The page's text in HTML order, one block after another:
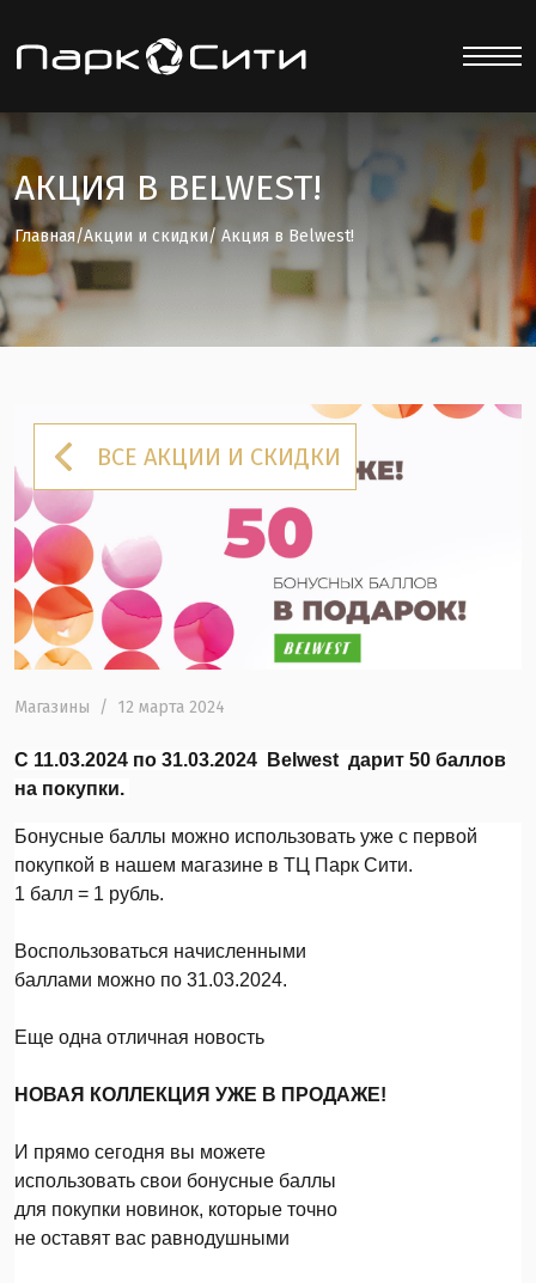
АКЦИЯ В BELWEST!
Главная/Акции и скидки/ Акция в Belwest!
ВСЕ АКЦИИ И СКИДКИ
Магазины / 12 марта 2024
С 11.03.2024 по 31.03.2024 Belwest дарит 50 баллов
на покупки.
Бонусные баллы можно использовать уже с первой
покупкой в нашем магазине в ТЦ Парк Сити.
1 балл = 1 рубль.
Воспользоваться начисленными
баллами можно по 31.03.2024.
Еще одна отличная новость
НОВАЯ КОЛЛЕКЦИЯ УЖЕ В ПРОДАЖЕ!
И прямо сегодня вы можете
использовать свои бонусные баллы
для покупки новинок, которые точно
не оставят вас равнодушными